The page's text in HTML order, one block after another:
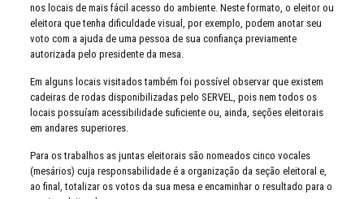
nos locais de mais fácil acesso do ambiente. Neste formato, o eleitor ou
eleitora que tenha dificuldade visual, por exemplo, podem anotar seu
voto com a ajuda de uma pessoa de sua confiança previamente
autorizada pelo presidente da mesa.
Em alguns locais visitados também foi possível observar que existem
cadeiras de rodas disponibilizadas pelo SERVEL, pois nem todos os
locais possuíam acessibilidade suficiente ou, ainda, seções eleitorais
em andares superiores.
Para os trabalhos as juntas eleitorais são nomeados cinco vocales
(mesários) cuja responsabilidade é a organização da seção eleitoral e,
ao final, totalizar os votos da sua mesa e encaminhar o resultado para o